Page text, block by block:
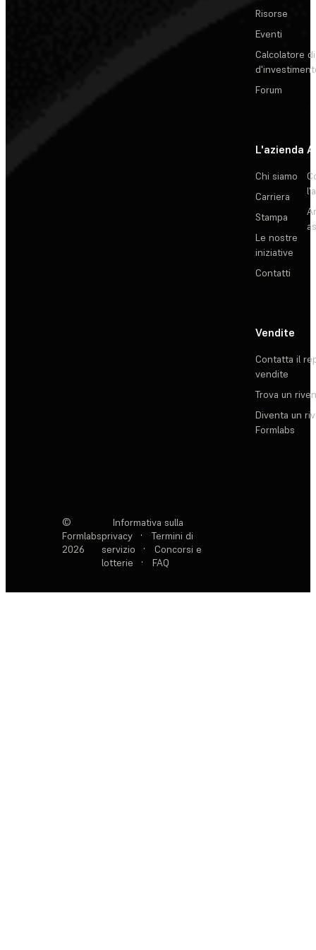
Risorse
Eventi
Calcolatore
Forum
L'azienda
Chi siamo
Carriera
Stampa
Le nostre
iniziative
Contatti
Vendite
Contatta il
vendite
Trova un
Diventa un
Formlabs
©
Formlabs
2026
Informativa sulla
privacy
·
Termini di
servizio
·
Concorsi e
lotterie
· FAQ